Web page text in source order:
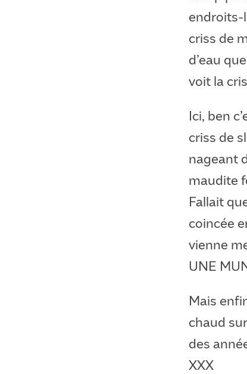
endroits-
criss de
d’eau
voit la
Ici, ben
criss de
nageant
maudite
Fallait
coincée
vienne
UNE
Mais
chaud
des
XXX